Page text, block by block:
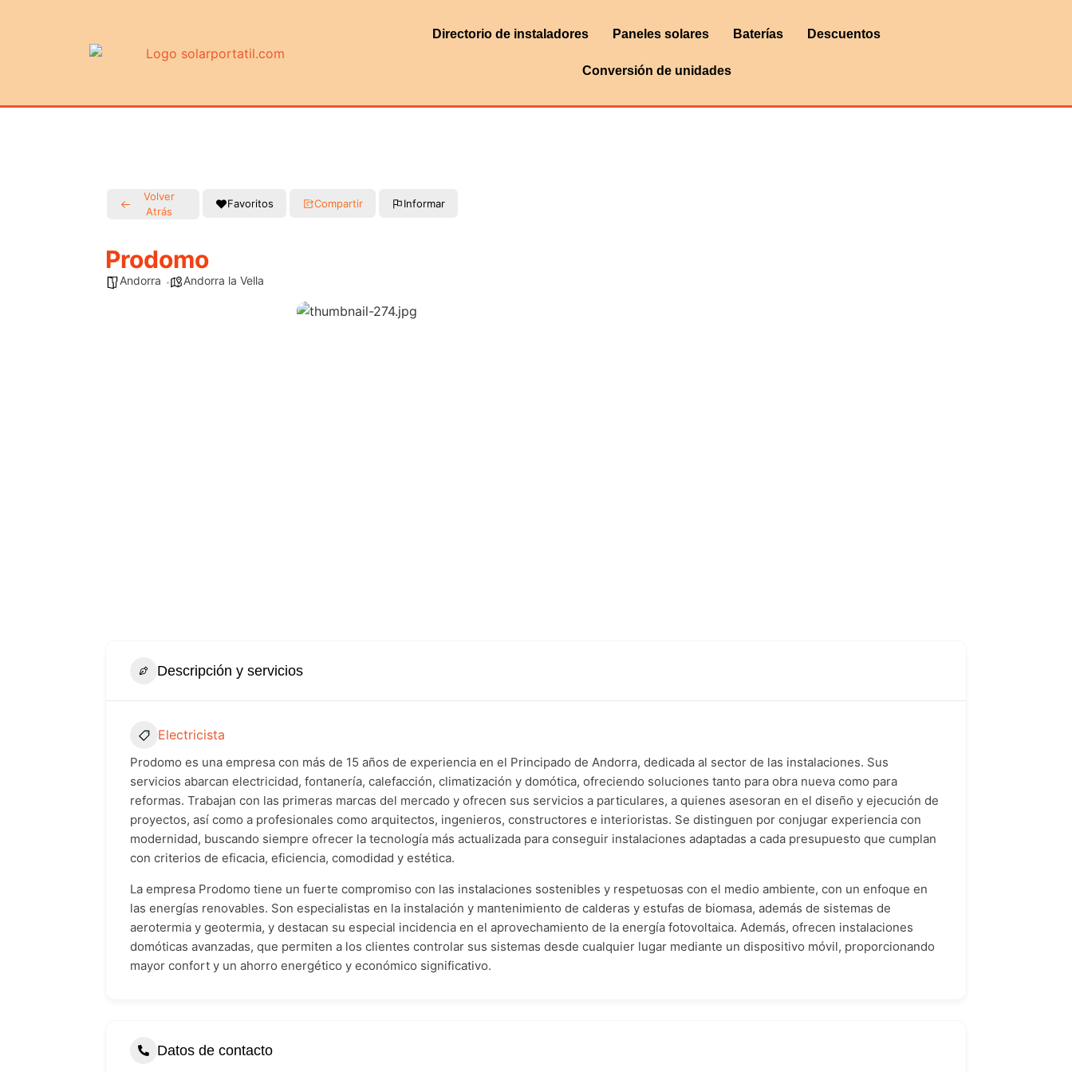
Directorio de instaladores Paneles solares Baterías Descuentos
Conversión de unidades
Volver
Atrás
Favoritos Compartir Informar
Prodomo
Andorra Andorra la Vella
Descripción y servicios
Electricista
Prodomo es una empresa con más de 15 años de experiencia en el Principado de Andorra, dedicada al sector de las instalaciones. Sus
servicios abarcan electricidad, fontanería, calefacción, climatización y domótica, ofreciendo soluciones tanto para obra nueva como para
reformas. Trabajan con las primeras marcas del mercado y ofrecen sus servicios a particulares, a quienes asesoran en el diseño y ejecución de
proyectos, así como a profesionales como arquitectos, ingenieros, constructores e interioristas. Se distinguen por conjugar experiencia con
modernidad, buscando siempre ofrecer la tecnología más actualizada para conseguir instalaciones adaptadas a cada presupuesto que cumplan
con criterios de eficacia, eficiencia, comodidad y estética.
La empresa Prodomo tiene un fuerte compromiso con las instalaciones sostenibles y respetuosas con el medio ambiente, con un enfoque en
las energías renovables. Son especialistas en la instalación y mantenimiento de calderas y estufas de biomasa, además de sistemas de
aerotermia y geotermia, y destacan su especial incidencia en el aprovechamiento de la energía fotovoltaica. Además, ofrecen instalaciones
domóticas avanzadas, que permiten a los clientes controlar sus sistemas desde cualquier lugar mediante un dispositivo móvil, proporcionando
mayor confort y un ahorro energético y económico significativo.
Datos de contacto